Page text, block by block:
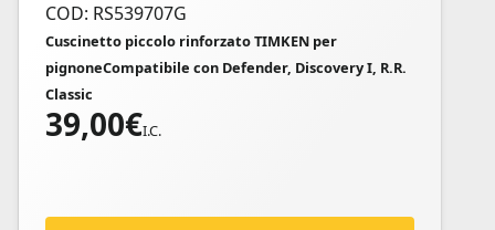
COD: RS539707G
Cuscinetto piccolo rinforzato TIMKEN per
pignoneCompatibile con Defender, Discovery I, R.R.
Classic
39,00€I.C.